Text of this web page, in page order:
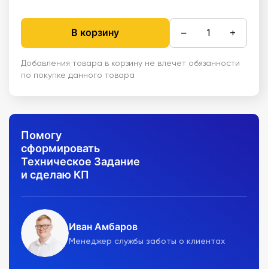
В корзину − +
Добавления товара в корзину не влечет обязанности
по покупке данного товара
Помогу
сформировать
Техническое Задание
и сделаю КП
Иван Амбаров
Менеджер службы заботы о клиентах